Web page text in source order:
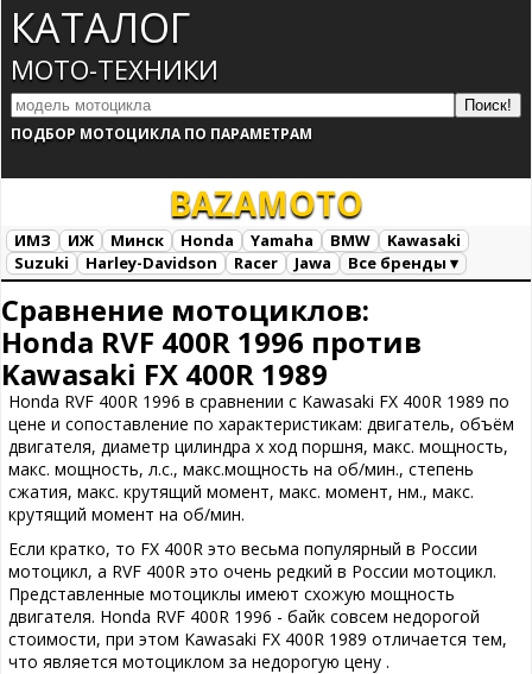
КАТАЛОГ
МОТО-ТЕХНИКИ
ПОДБОР МОТОЦИКЛА ПО ПАРАМЕТРАМ
BAZAMOTO
ИМЗ ИЖ Минск Honda Yamaha BMW
Kawasaki
Suzuki
Harley-Davidson Racer Jawa
Все бренды ▾
Сравнение мотоциклов:
Honda RVF 400R 1996 против
Kawasaki FX 400R 1989
Honda RVF 400R 1996 в сравнении с Kawasaki FX 400R 1989 по
цене и сопоставление по характеристикам: двигатель, объём
двигателя, диаметр цилиндра х ход поршня, макс. мощность,
макс. мощность, л.с., макс.мощность на об/мин., степень
сжатия, макс. крутящий момент, макс. момент, нм., макс.
крутящий момент на об/мин.
Если кратко, то FX 400R это весьма популярный в России
мотоцикл, а RVF 400R это очень редкий в России мотоцикл.
Представленные мотоциклы имеют схожую мощность
двигателя. Honda RVF 400R 1996 - байк совсем недорогой
стоимости, при этом Kawasaki FX 400R 1989 отличается тем,
что является мотоциклом за недорогую цену .